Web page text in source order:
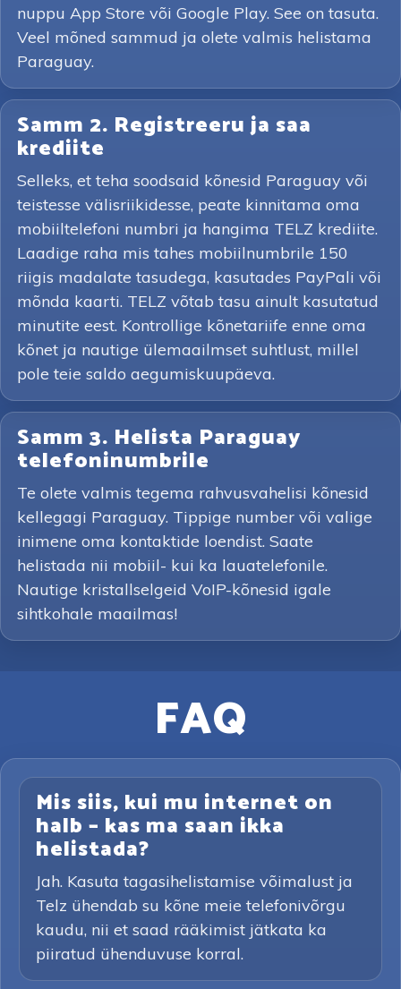
nuppu App Store või Google Play. See on tasuta.
Veel mõned sammud ja olete valmis helistama
Paraguay.
Samm 2. Registreeru ja saa
krediite
Selleks, et teha soodsaid kõnesid Paraguay või
teistesse välisriikidesse, peate kinnitama oma
mobiiltelefoni numbri ja hangima TELZ krediite.
Laadige raha mis tahes mobiilnumbrile 150
riigis madalate tasudega, kasutades PayPali või
mõnda kaarti. TELZ võtab tasu ainult kasutatud
minutite eest. Kontrollige kõnetariife enne oma
kõnet ja nautige ülemaailmset suhtlust, millel
pole teie saldo aegumiskuupäeva.
Samm 3. Helista Paraguay
telefoninumbrile
Te olete valmis tegema rahvusvahelisi kõnesid
kellegagi Paraguay. Tippige number või valige
inimene oma kontaktide loendist. Saate
helistada nii mobiil- kui ka lauatelefonile.
Nautige kristallselgeid VoIP-kõnesid igale
sihtkohale maailmas!
FAQ
Mis siis, kui mu internet on
halb – kas ma saan ikka
helistada?
Jah. Kasuta tagasihelistamise võimalust ja
Telz ühendab su kõne meie telefonivõrgu
kaudu, nii et saad rääkimist jätkata ka
piiratud ühenduvuse korral.